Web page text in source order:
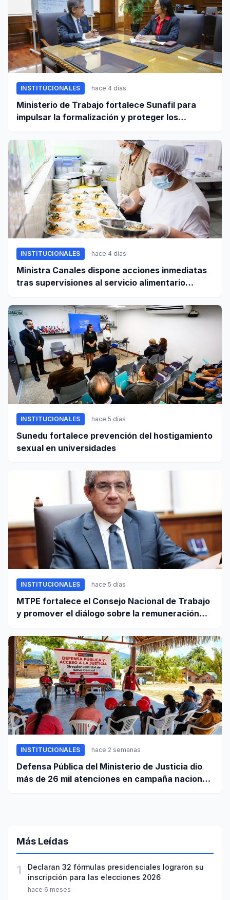
INSTITUCIONALES hace 4 días
Ministerio de Trabajo fortalece Sunafil para
impulsar la formalización y proteger los
INSTITUCIONALES hace 4 días
Ministra Canales dispone acciones inmediatas
tras supervisiones al servicio alimentario
INSTITUCIONALES hace 5 días
Sunedu fortalece prevención del hostigamiento
sexual en universidades
INSTITUCIONALES hace 5 días
MTPE fortalece el Consejo Nacional de Trabajo
y promover el diálogo sobre la remuneración
INSTITUCIONALES hace 2 semanas
Defensa Pública del Ministerio de Justicia dio
más de 26 mil atenciones en campaña nacional
Más Leídas
1
Declaran 32 fórmulas presidenciales lograron su
inscripción para las elecciones 2026
hace 6 meses